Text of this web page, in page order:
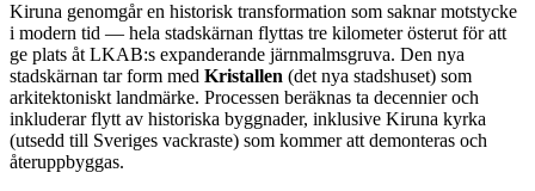
Kiruna genomgår en historisk transformation som saknar motstycke
i modern tid — hela stadskärnan flyttas tre kilometer österut för att
ge plats åt LKAB:s expanderande järnmalmsgruva. Den nya
stadskärnan tar form med Kristallen (det nya stadshuset) som
arkitektoniskt landmärke. Processen beräknas ta decennier och
inkluderar flytt av historiska byggnader, inklusive Kiruna kyrka
(utsedd till Sveriges vackraste) som kommer att demonteras och
återuppbyggas.